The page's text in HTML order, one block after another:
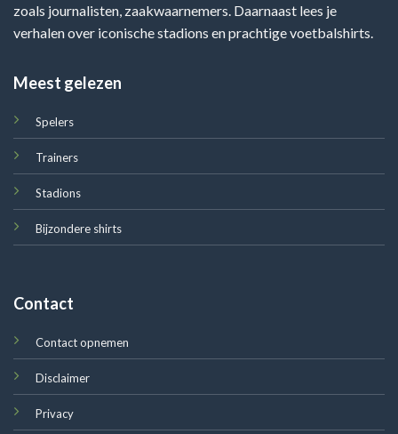
zoals journalisten, zaakwaarnemers. Daarnaast lees je
verhalen over iconische stadions en prachtige voetbalshirts.
Meest gelezen
Spelers
Trainers
Stadions
Bijzondere shirts
Contact
Contact opnemen
Disclaimer
Privacy